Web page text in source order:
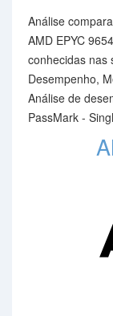
Análise
AMD EPYC
conhecidas nas
Desempenho,
Análise de
PassMark -